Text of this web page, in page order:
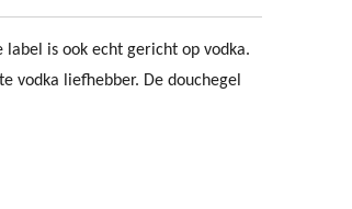
label is ook echt gericht op vodka.
vodka liefhebber. De douchegel